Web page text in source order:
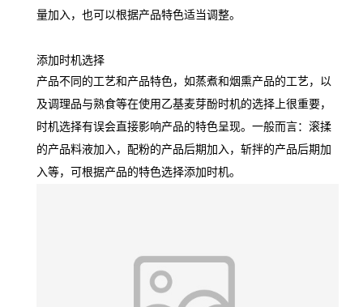
量加入，也可以根据产品特色适当调整。
添加时机选择
产品不同的工艺和产品特色，如蒸煮和烟熏产品的工艺，以
及调理品与熟食等在使用乙基麦芽酚时机的选择上很重要，
时机选择有误会直接影响产品的特色呈现。一般而言：滚揉
的产品料液加入，配粉的产品后期加入，斩拌的产品后期加
入等，可根据产品的特色选择添加时机。